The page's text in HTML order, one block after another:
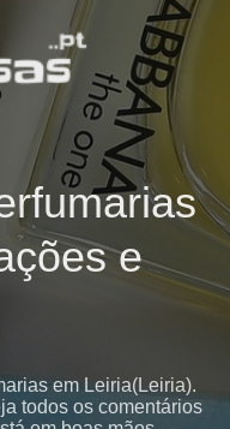
e
em Leiria(Leiria).
todos os comentários